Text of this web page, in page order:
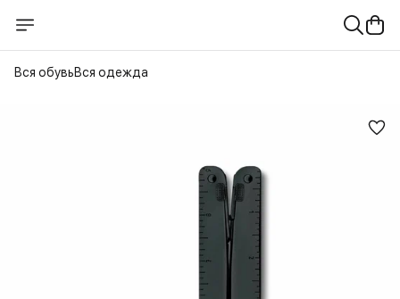
Вся обувьВся одежда